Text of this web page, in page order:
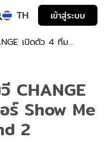
TH
เข้าสู่ระบบ
เปิดตัว 4 ทีม
CHANGE
ร์ Show Me
2